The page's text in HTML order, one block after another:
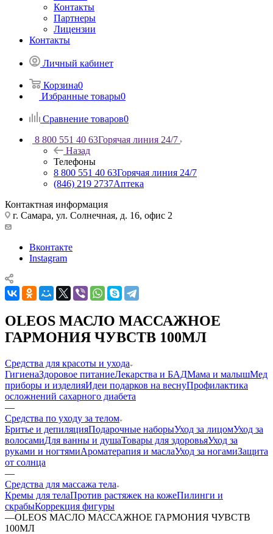
Контакты
Партнеры
Лицензии
Контакты
Личный кабинет
Корзина0
Избранные товары0
Сравнение товаров0
8 800 551 40 63Горячая линия 24/7
Назад
Телефоны
8 800 551 40 63Горячая линия 24/7
(846) 219 2737Аптека
Контактная информация
г. Самара, ул. Солнечная, д. 16, офис 2
Вконтакте
Instagram
OLEOS МАСЛО МАССАЖНОЕ
ГАРМОНИЯ ЧУВСТВ 100МЛ
Средства для красоты и ухода
ГигиенаЗдоровое питаниеЛекарства и БАДМама и малышМед
приборы и изделияИдеи подарков на веснуПрофилактика
осложнений сахарного диабета
—
Средства по уходу за телом
Бритье и депиляцияПодарочные наборыУход за лицомУход за
волосамиДля ванны и душаТовары для здоровьяУход за
руками и ногтямиАроматерапия и маслаУход за ногамиЗащита
от солнца
—
Средства для массажа тела
Кремы для телаПротив растяжек на кожеПилинги и
скрабыКоррекция фигуры
—OLEOS МАСЛО МАССАЖНОЕ ГАРМОНИЯ ЧУВСТВ
100МЛ